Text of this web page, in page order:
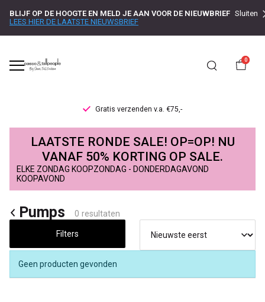
BLIJF OP DE HOOGTE EN MELD JE AAN VOOR DE NIEUWBRIEF
LEES HIER DE LAATSTE NIEUWSBRIEF
Sluiten
0
Gratis verzenden v.a. €75,-
Babouche
pumps
in
grote
maten
Passo
LAATSTE RONDE SALE! OP=OP! NU
VANAF 50% KORTING OP SALE.
ELKE ZONDAG KOOPZONDAG - DONDERDAGAVOND
KOOPAVOND
Pumps 0 resultaten
Filters
Geen producten gevonden